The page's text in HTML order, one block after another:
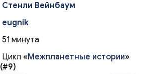
Стенли Вейнбаум
eugnik
51 минута
Цикл «Межпланетные истории»
(#9)